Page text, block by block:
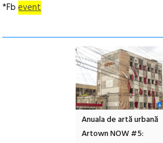
*Fbevent
Anuala de artă urbană
Artown NOW #5: